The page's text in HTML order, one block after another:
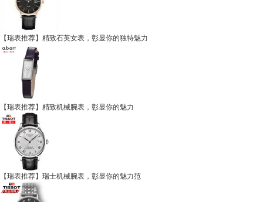
【瑞表推荐】精致石英女表，彰显你的独特魅力
【瑞表推荐】精致机械腕表，彰显你的魅力
【瑞表推荐】瑞士机械腕表，彰显你的魅力范